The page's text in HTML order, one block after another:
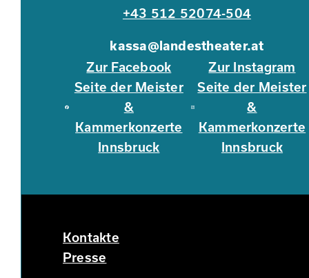
+43 512 52074-504
kassa@landestheater.at
Zur Facebook
Seite der Meister
&
Kammerkonzerte
Innsbruck
Zur Instagram
Seite der Meister
&
Kammerkonzerte
Innsbruck
Kontakte
Presse